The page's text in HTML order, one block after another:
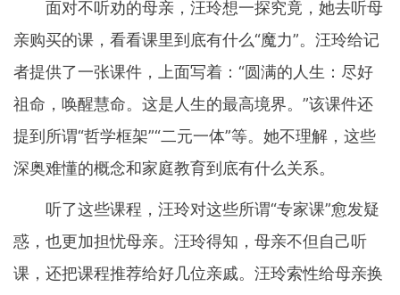
面对不听劝的母亲，汪玲想一探究竟，她去听母
亲购买的课，看看课里到底有什么“魔力”。汪玲给记
者提供了一张课件，上面写着：“圆满的人生：尽好
祖命，唤醒慧命。这是人生的最高境界。”该课件还
提到所谓“哲学框架”“二元一体”等。她不理解，这些
深奥难懂的概念和家庭教育到底有什么关系。
听了这些课程，汪玲对这些所谓“专家课”愈发疑
惑，也更加担忧母亲。汪玲得知，母亲不但自己听
课，还把课程推荐给好几位亲戚。汪玲索性给母亲换